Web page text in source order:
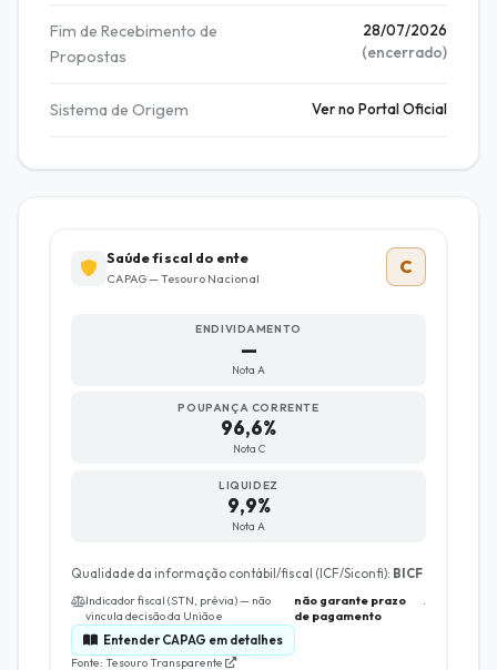
Fim de Recebimento de
Propostas
28/07/2026
(encerrado)
Sistema de Origem Ver no Portal Oficial
Saúde fiscal do ente
CAPAG — Tesouro Nacional
C
ENDIVIDAMENTO
—
Nota A
POUPANÇA CORRENTE
96,6%
Nota C
LIQUIDEZ
9,9%
Nota A
Qualidade da informação contábil/fiscal (ICF/Siconfi): BICF
Indicador fiscal (STN, prévia) — não
vincula decisão da União e
não garante prazo
de pagamento
.
Entender CAPAG em detalhes
Fonte: Tesouro Transparente